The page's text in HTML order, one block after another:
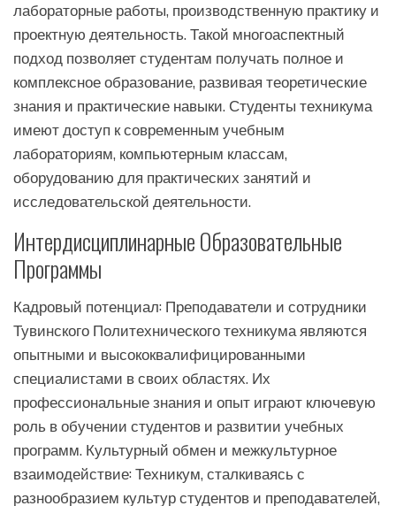
лабораторные работы, производственную практику и
проектную деятельность. Такой многоаспектный
подход позволяет студентам получать полное и
комплексное образование, развивая теоретические
знания и практические навыки. Студенты техникума
имеют доступ к современным учебным
лабораториям, компьютерным классам,
оборудованию для практических занятий и
исследовательской деятельности.
Интердисциплинарные Образовательные
Программы
Кадровый потенциал: Преподаватели и сотрудники
Тувинского Политехнического техникума являются
опытными и высококвалифицированными
специалистами в своих областях. Их
профессиональные знания и опыт играют ключевую
роль в обучении студентов и развитии учебных
программ. Культурный обмен и межкультурное
взаимодействие: Техникум, сталкиваясь с
разнообразием культур студентов и преподавателей,